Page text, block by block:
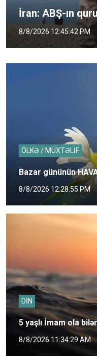
İran: ABŞ-ın
8/8/2026 12:45:42 PM
ÖLKƏ / MÜXTƏLİF
Bazar gününün
8/8/2026 12:28:55 PM
DİN
5 yaşlı İmam ola
8/8/2026 11:34:29 AM